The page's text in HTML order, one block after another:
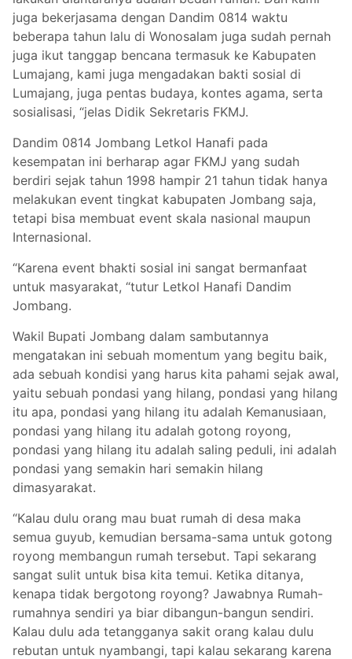
juga bekerjasama dengan Dandim 0814 waktu
beberapa tahun lalu di Wonosalam juga sudah pernah
juga ikut tanggap bencana termasuk ke Kabupaten
Lumajang, kami juga mengadakan bakti sosial di
Lumajang, juga pentas budaya, kontes agama, serta
sosialisasi, “jelas Didik Sekretaris FKMJ.
Dandim 0814 Jombang Letkol Hanafi pada
kesempatan ini berharap agar FKMJ yang sudah
berdiri sejak tahun 1998 hampir 21 tahun tidak hanya
melakukan event tingkat kabupaten Jombang saja,
tetapi bisa membuat event skala nasional maupun
Internasional.
“Karena event bhakti sosial ini sangat bermanfaat
untuk masyarakat, “tutur Letkol Hanafi Dandim
Jombang.
Wakil Bupati Jombang dalam sambutannya
mengatakan ini sebuah momentum yang begitu baik,
ada sebuah kondisi yang harus kita pahami sejak awal,
yaitu sebuah pondasi yang hilang, pondasi yang hilang
itu apa, pondasi yang hilang itu adalah Kemanusiaan,
pondasi yang hilang itu adalah gotong royong,
pondasi yang hilang itu adalah saling peduli, ini adalah
pondasi yang semakin hari semakin hilang
dimasyarakat.
“Kalau dulu orang mau buat rumah di desa maka
semua guyub, kemudian bersama-sama untuk gotong
royong membangun rumah tersebut. Tapi sekarang
sangat sulit untuk bisa kita temui. Ketika ditanya,
kenapa tidak bergotong royong? Jawabnya Rumah-
rumahnya sendiri ya biar dibangun-bangun sendiri.
Kalau dulu ada tetangganya sakit orang kalau dulu
rebutan untuk nyambangi, tapi kalau sekarang karena